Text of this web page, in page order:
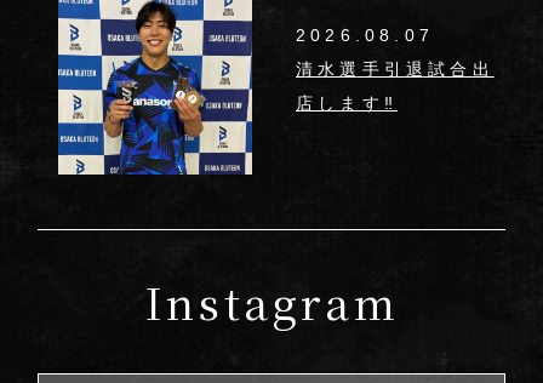
2026.08.07
清水選手引退試合出
店します‼︎
Instagram